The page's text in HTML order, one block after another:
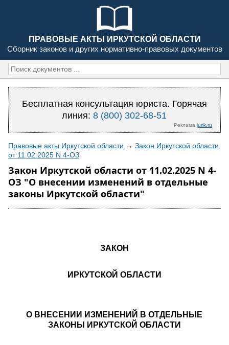
ПРАВОВЫЕ АКТЫ ИРКУТСКОЙ ОБЛАСТИ
Сборник законов и других нормативно-правовых документов
Бесплатная консультация юриста. Горячая
линия:8 (800) 302-68-51
Реклама jurik.ru
Правовые акты Иркутской области → Закон Иркутской области
от 11.02.2025 N 4-ОЗ
Закон Иркутской области от 11.02.2025 N 4-
ОЗ "О внесении изменений в отдельные
законы Иркутской области"
ЗАКОН
ИРКУТСКОЙ ОБЛАСТИ
О ВНЕСЕНИИ ИЗМЕНЕНИЙ ВОТДЕЛЬНЫЕ
ЗАКОНЫ ИРКУТСКОЙ ОБЛАСТИ